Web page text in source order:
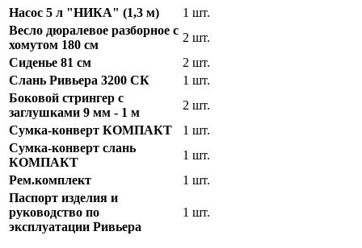
Насос 5 л "НИКА" (1,3 м)
1 шт.
Весло дюралевое разборное с
хомутом 180 см
2 шт.
Сиденье 81 см
2 шт.
Слань Ривьера 3200 СК
1 шт.
Боковой стрингер с
заглушками 9 мм - 1 м
2 шт.
Сумка-конверт КОМПАКТ
1 шт.
Сумка-конверт слань
КОМПАКТ
1 шт.
Рем.комплект
1 шт.
Паспорт изделия и
руководство по
эксплуатации Ривьера
1 шт.